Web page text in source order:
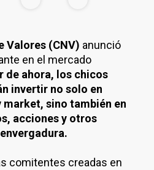
Valores (CNV) anunció
en el mercado
de ahora, los chicos
invertir no solo en
sino también en
acciones y otros
comitentes creadas en